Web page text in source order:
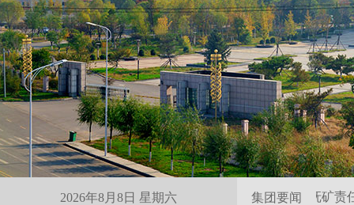
2026年8月8日 星期六 集团要闻
雨夜紧急保供 尽显抚矿责任